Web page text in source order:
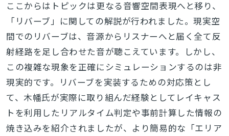
ここからはトピックは更なる音響空間表現へと移り、
「リバーブ」に関しての解説が行われました。現実空
間でのリバーブは、音源からリスナーへと届く全て反
射経路を足し合わせた音が聴こえています。しかし、
この複雑な現象を正確にシミュレーションするのは非
現実的です。リバーブを実装するための対応策とし
て、木幡氏が実際に取り組んだ経験としてレイキャス
トを利用したリアルタイム判定や事前計算した情報の
焼き込みを紹介されましたが、より簡易的な「エリア